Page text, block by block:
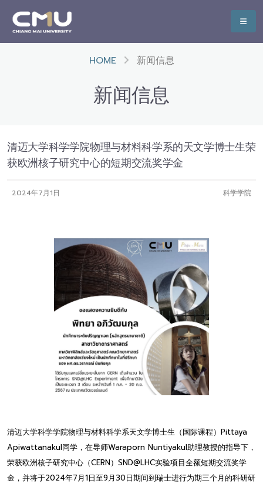
HOME 新闻信息
新闻信息
清迈大学科学学院物理与材料科学系的天文学博士生荣
获欧洲核子研究中心的短期交流奖学金
2024年7月1日 科学学院
清迈大学科学学院物理与材料科学系天文学博士生（国际课程）Pittaya
Apiwattanakul同学，在导师Waraporn Nuntiyakul助理教授的指导下，
荣获欧洲核子研究中心（CERN）SND@LHC实验项目全额短期交流奖学
金，并将于2024年7月1日至9月30日期间到瑞士进行为期三个月的科研研